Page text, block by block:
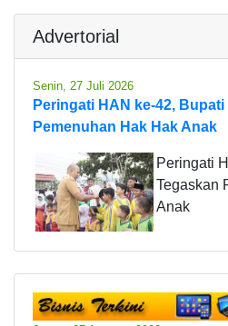
Advertorial
Senin, 27 Juli 2026
Peringati HAN ke-42,
Pemenuhan Hak Hak Anak
Peringati
Tegaskan
Anak